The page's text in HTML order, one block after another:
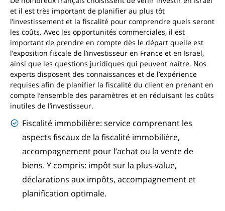
et il est très important de planifier au plus tôt
l’investissement et la fiscalité pour comprendre quels seront
les coûts. Avec les opportunités commerciales, il est
important de prendre en compte dès le départ quelle est
l’exposition fiscale de l’investisseur en France et en Israël,
ainsi que les questions juridiques qui peuvent naître. Nos
experts disposent des connaissances et de l’expérience
requises afin de planifier la fiscalité du client en prenant en
compte l’ensemble des paramètres et en réduisant les coûts
inutiles de l’investisseur.
Fiscalité immobilière: service comprenant les
aspects fiscaux de la fiscalité immobilière,
accompagnement pour l’achat ou la vente de
biens. Y compris: impôt sur la plus-value,
déclarations aux impôts, accompagnement et
planification optimale.